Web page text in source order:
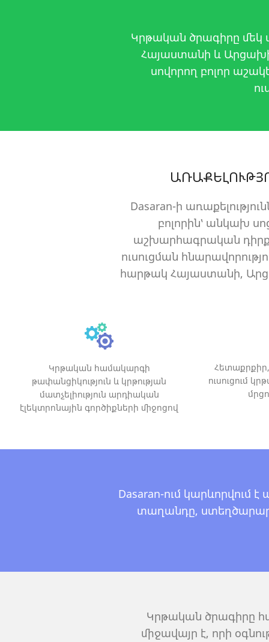
Կրթական ծրագիրը մեկ
Հայաստանի և
սովորող բոլոր
Dasaran-ի
բոլորին՝ անկախ
աշխարհագրական
ուսուցման
հարթակ Հայաստանի,
Կրթական համակարգի
թափանցիկություն և կրթության
մատչելիություն արդիական
էլեկտրոնային գործիքների միջոցով
ուսուցում
Dasaran-ում կարևորվում
տաղանդը,
Կրթական ծրագիրը
միջավայր է, որի